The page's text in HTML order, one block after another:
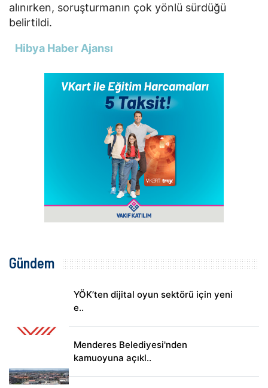
alınırken, soruşturmanın çok yönlü sürdüğü
belirtildi.
Hibya Haber Ajansı
Gündem
YÖK’ten dijital oyun sektörü için yeni
e..
Menderes Belediyesi'nden
kamuoyuna açıkl..